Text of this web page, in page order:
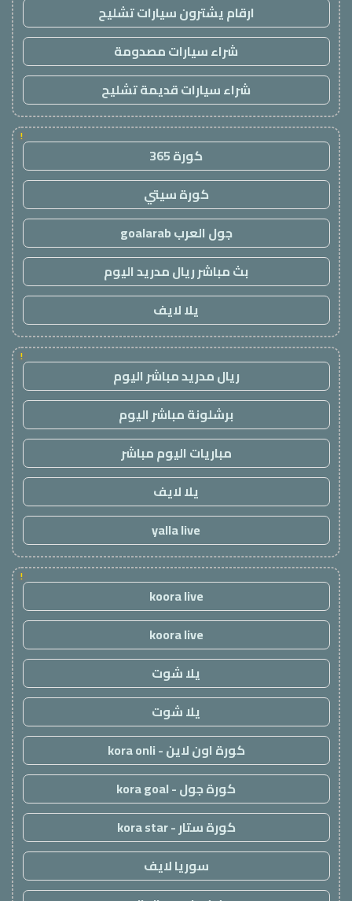
ارقام يشترون سيارات تشليح
شراء سيارات مصدومة
شراء سيارات قديمة تشليح
!
كورة 365
كورة سيتي
جول العرب goalarab
بث مباشر ريال مدريد اليوم
يلا لايف
!
ريال مدريد مباشر اليوم
برشلونة مباشر اليوم
مباريات اليوم مباشر
يلا لايف
yalla live
!
koora live
koora live
يلا شوت
يلا شوت
كورة اون لاين - kora onli
كورة جول - kora goal
كورة ستار - kora star
سوريا لايف